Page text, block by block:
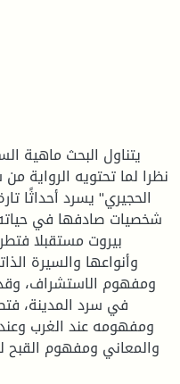
يتناول البحث ماهية
نظرا لما تحتويه الرواية
الحجيري" يسرد أحداثًا
شخصيات صادفها في
بيروت مستقبلا
وأنواعها والسيرة
ومفهوم الاستشراف، وقد
في سرد المدينة،
ومفهومه عند الغرب
والمعاني ومفهوم القبح